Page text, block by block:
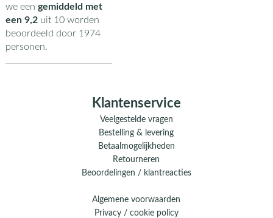
we een gemiddeld met
een 9,2uit 10worden
beoordeeld door 1974
personen.
Klantenservice
Veelgestelde vragen
Bestelling & levering
Betaalmogelijkheden
Retourneren
Beoordelingen / klantreacties
Algemene voorwaarden
Privacy / cookie policy